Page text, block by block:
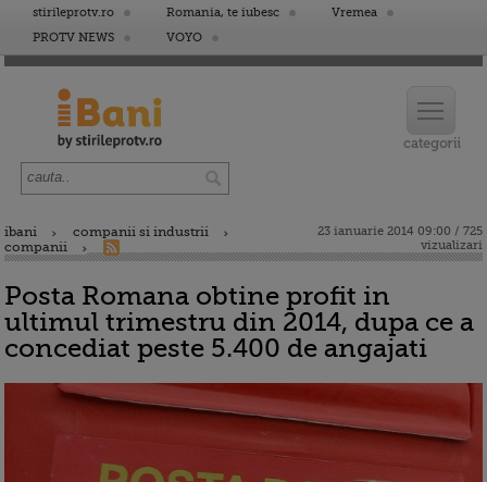
stirileprotv.ro Romania, te iubesc
Vremea
PROTV NEWS
VOYO
ibani
companii si industrii
companii
23 ianuarie 2014 09:00 / 725
vizualizari
Posta Romana obtine profit in
ultimul trimestru din 2014, dupa ce a
concediat peste 5.400 de angajati